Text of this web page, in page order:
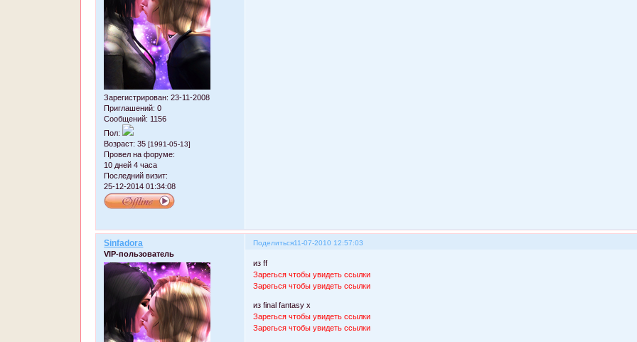
Зарегистрирован: 23-11-2008
Приглашений: 0
Сообщений: 1156
Пол:
Возраст: 35[1991-05-13]
Провел на форуме:
10 дней 4 часа
Последний визит:
25-12-2014 01:34:08
Поделиться11-07-2010 12:57:03
Sinfadora
VIP-пользователь
из ff
Зарегься чтобы увидеть ссылки
Зарегься чтобы увидеть ссылки
из final fantasy x
Зарегься чтобы увидеть ссылки
Зарегься чтобы увидеть ссылки